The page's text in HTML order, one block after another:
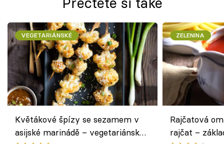
VEGETARIÁNSKÉ
Květákové špízy se sezamem v
asijské marinádě – vegetariánská
ZELENINA
Rajčatová
rajčat –